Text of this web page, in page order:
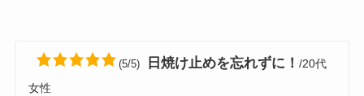
(5/5) 日焼け止めを忘れずに！ /20代
女性